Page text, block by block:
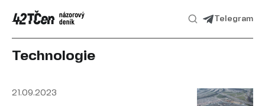
Telegram
Technologie
21.09.2023